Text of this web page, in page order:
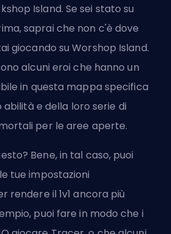
Island. Se sei stato su
saprai che non c'è dove
giocando su Worshop Island.
alcuni eroi che hanno un
in questa mappa specifica
e della loro serie di
per le aree aperte.
Bene, in tal caso, puoi
tue impostazioni
rendere il 1v1 ancora più
puoi fare in modo che i